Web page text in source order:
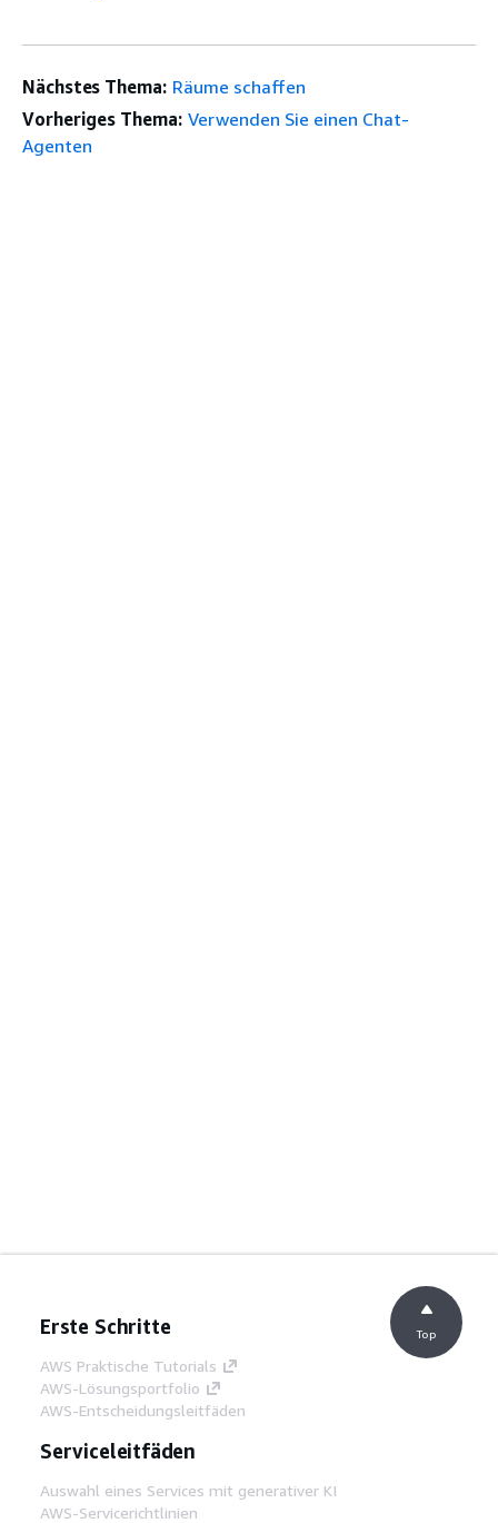
Nächstes Thema: Räume schaffen
Vorheriges Thema: Verwenden Sie einen Chat-
Agenten
Erste Schritte
AWS Praktische Tutorials
AWS-Lösungsportfolio
AWS-Entscheidungsleitfäden
Serviceleitfäden
Auswahl eines Services mit generativer KI
AWS-Servicerichtlinien
Top